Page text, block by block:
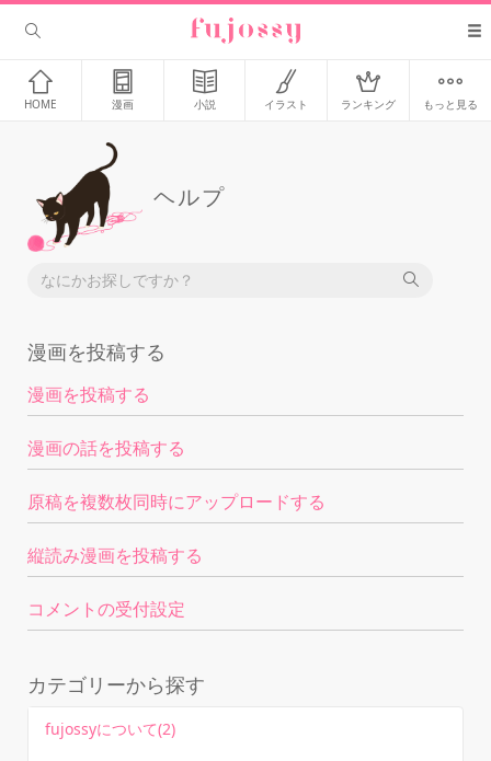
HOME 漫画 小説 イラスト ランキング もっと見る
ヘルプ
漫画を投稿する
漫画を投稿する
漫画の話を投稿する
原稿を複数枚同時にアップロードする
縦読み漫画を投稿する
コメントの受付設定
カテゴリーから探す
fujossyについて(2)